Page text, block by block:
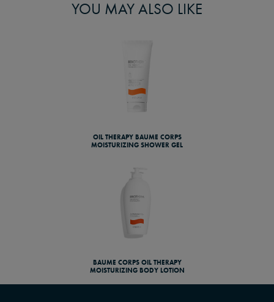
YOU MAY ALSO LIKE
OIL THERAPY BAUME CORPS
MOISTURIZING SHOWER GEL
BAUME CORPS OIL THERAPY
MOISTURIZING BODY LOTION